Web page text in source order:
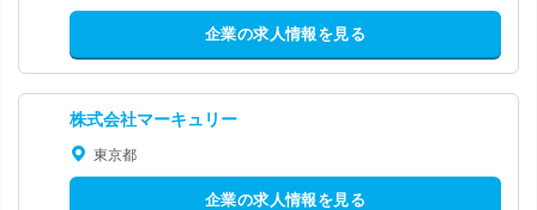
企業の求人情報を見る
株式会社マーキュリー
東京都
企業の求人情報を見る